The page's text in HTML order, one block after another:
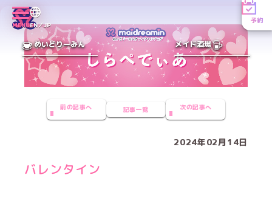
MENUEN／JP
予約
めいどりーみん メイド酒場
前の記事へ 記事一覧 次の記事へ
2024年02月14日
バレンタイン